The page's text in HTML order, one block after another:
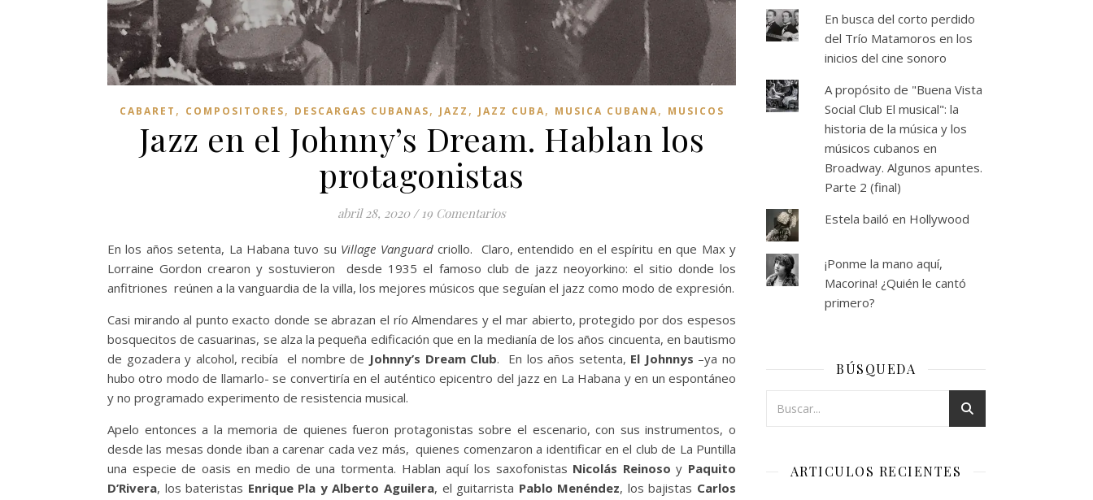
CABARET , COMPOSITORES, DESCARGAS CUBANAS, JAZZ , JAZZ CUBA, MUSICA CUBANA, MUSICOS
Jazz en el Johnny’s Dream. Hablan los
protagonistas
abril 28, 2020 / 19 Comentarios
En los años setenta, La Habana tuvo su Village Vanguardcriollo. Claro, entendido en el espíritu en que Max y
Lorraine Gordon crearon y sostuvieron desde 1935 el famoso club de jazz neoyorkino: el sitio donde los
anfitriones reúnen a la vanguardia de la villa, los mejores músicos que seguían el jazz como modo de expresión.
Casi mirando al punto exacto donde se abrazan el río Almendares y el mar abierto, protegido por dos espesos
bosquecitos de casuarinas, se alza la pequeña edificación que en la medianía de los años cincuenta, en bautismo
de gozadera y alcohol, recibía el nombre de Johnny’s Dream Club. En los años setenta, El Johnnys –ya no
hubo otro modo de llamarlo- se convertiría en el auténtico epicentro del jazz en La Habana y en un espontáneo
y no programado experimento de resistencia musical.
Apelo entonces a la memoria de quienes fueron protagonistas sobre el escenario, con sus instrumentos, o
desde las mesas donde iban a carenar cada vez más, quienes comenzaron a identificar en el club de La Puntilla
una especie de oasis en medio de una tormenta. Hablan aquí los saxofonistas Nicolás Reinoso y Paquito
D’Rivera, los bateristas Enrique Pla y Alberto Aguilera, el guitarrista Pablo Menéndez, los bajistas Carlos
En busca del corto perdido
del Trío Matamoros en los
inicios del cine sonoro
A propósito de "Buena Vista
Social Club El musical": la
historia de la música y los
músicos cubanos en
Broadway. Algunos apuntes.
Parte 2 (final)
Estela bailó en Hollywood
¡Ponme la mano aquí,
Macorina! ¿Quién le cantó
primero?
BÚSQUEDA
ARTICULOS RECIENTES